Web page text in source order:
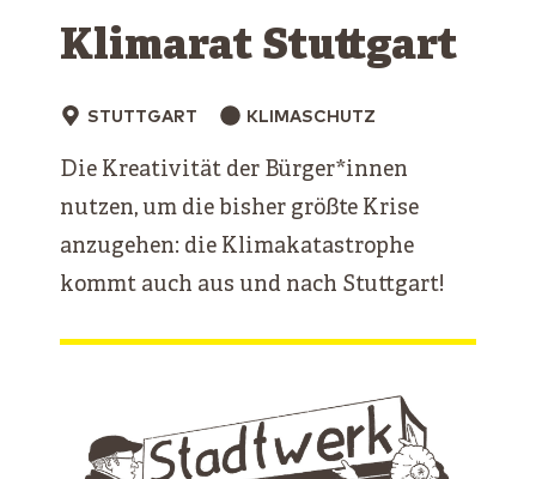
Klimarat Stuttgart
STUTTGART KLIMASCHUTZ
Die Kreativität der Bürger*innen
nutzen, um die bisher größte Krise
anzugehen: die Klimakatastrophe
kommt auch aus und nach Stuttgart!